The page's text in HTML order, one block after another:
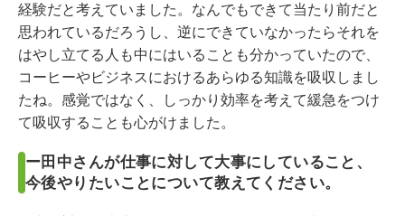
経験だと考えていました。なんでもできて当たり前だと
思われているだろうし、逆にできていなかったらそれを
はやし立てる人も中にはいることも分かっていたので、
コーヒーやビジネスにおけるあらゆる知識を吸収しまし
たね。感覚ではなく、しっかり効率を考えて緩急をつけ
て吸収することも心がけました。
ー田中さんが仕事に対して大事にしていること、
今後やりたいことについて教えてください。